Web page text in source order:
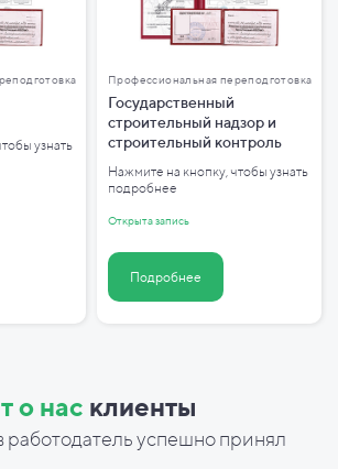
узнать
Профессиональная переподготовка
Государственный
строительный надзор и
строительный контроль
Нажмите на кнопку, чтобы узнать
подробнее
Открыта запись
Подробнее
о нас клиенты
работодатель успешно принял